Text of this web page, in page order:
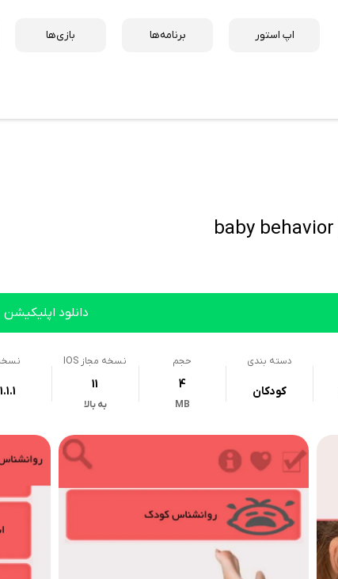
اپ استور برنامه‌ها بازی‌ها
دانلود اپلیکیشن
دسته بندی
کودکان
حجم
4
MB
نسخه مجاز IOS
11
به بالا
1.1.1